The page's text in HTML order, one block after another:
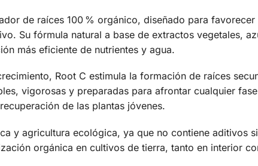
de raíces 100 % orgánico, diseñado para
Su fórmula natural a base de extractos vegetales,
más eficiente de nutrientes y agua.
Root C estimula la formación de raíces
vigorosas y preparadas para afrontar cualquier
de las plantas jóvenes.
y agricultura ecológica, ya que no contiene aditivos
orgánica en cultivos de tierra, tanto en interior